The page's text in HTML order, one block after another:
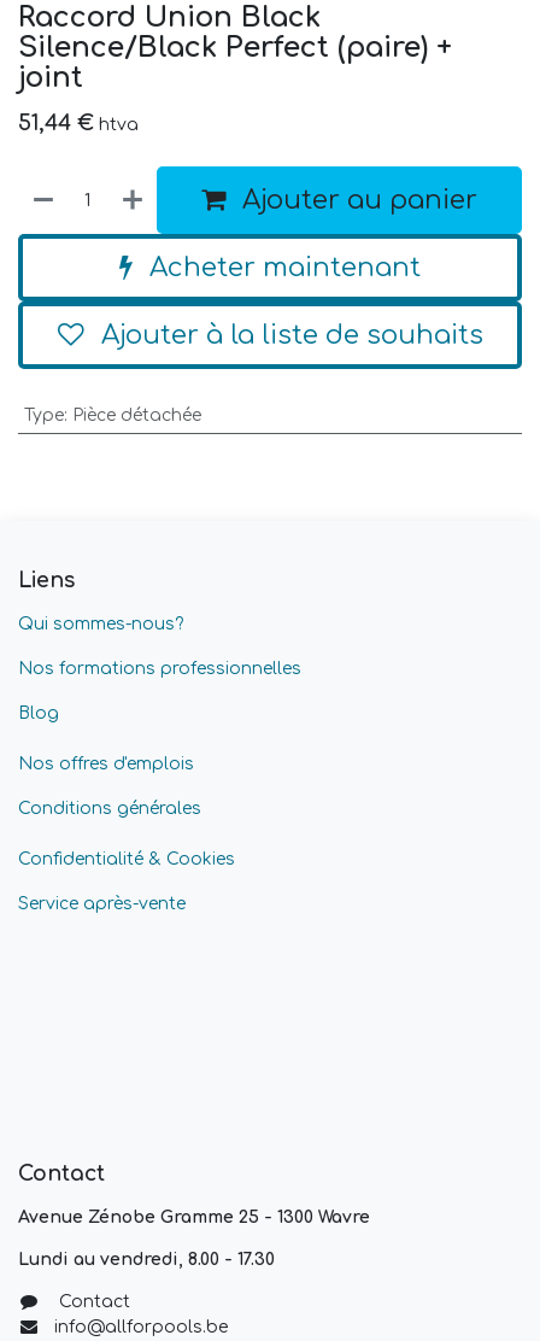
Raccord Union Black
Silence/Black Perfect (paire) +
joint
51,44 € htva
Ajouter au panier
Acheter maintenant
Ajouter à la liste de souhaits
Type: Pièce détachée
Liens
Qui sommes-nous?
Nos formations professionnelles
Blog
Nos offres d'emplois
Conditions générales
Confidentialité & Cookies
Service après-vente
Contact
Avenue Zénobe Gramme 25 - 1300 Wavre
Lundi au vendredi, 8.00 - 17.30
Contact
info@allforpools.be